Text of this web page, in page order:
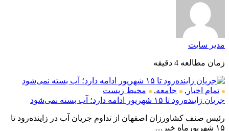
مدیر سایت
زمان مطالعه 4 دقیقه
تمام اخبار , جامعه,
محیط زیست
جریان زاینده‌رود تا ۱۵ شهریور ادامه دارد؛ آب بسته نمی‌شود
رئیس صنف کشاورزان اصفهان از تداوم جریان آب در زاینده‌رود تا
۱۵ شهریورماه خبر…